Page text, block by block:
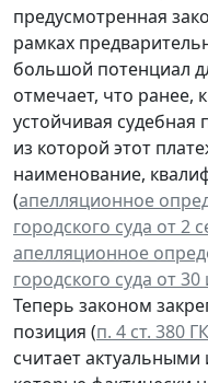
предусмотренная
рамках
большой потенциал
отмечает, что ранее,
устойчивая судебная
из которой этот
наименование,
(апелляционное
городского суда от 2
апелляционное
городского суда от
Теперь законом
позиция (п. 4 ст. 380
считает